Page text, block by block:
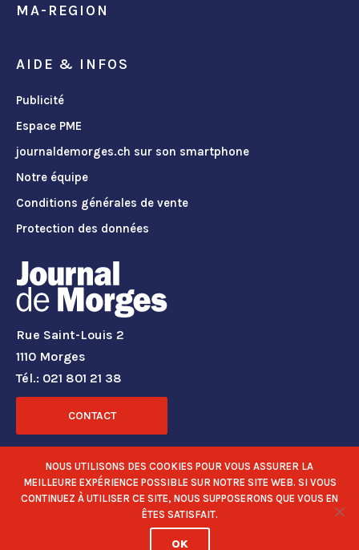
MA-REGION
AIDE & INFOS
Publicité
Espace PME
journaldemorges.ch sur son smartphone
Notre équipe
Conditions générales de vente
Protection des données
Rue Saint-Louis 2
1110 Morges
Tél.: 021 801 21 38
CONTACT
RÉSEAUX SOCIAUX
NOUS UTILISONS DES COOKIES POUR VOUS ASSURER LA
MEILLEURE EXPÉRIENCE POSSIBLE SUR NOTRE SITE WEB. SI VOUS
CONTINUEZ À UTILISER CE SITE, NOUS SUPPOSERONS QUE VOUS EN
ÊTES SATISFAIT.
OK